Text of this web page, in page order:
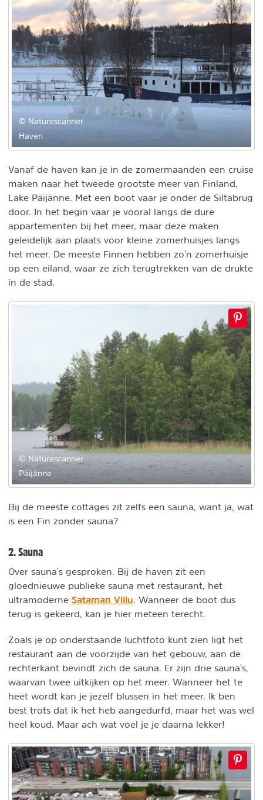
© Naturescanner
Haven
Vanaf de haven kan je in de zomermaanden een cruise
maken naar het tweede grootste meer van Finland,
Lake Päijänne. Met een boot vaar je onder de Siltabrug
door. In het begin vaar je vooral langs de dure
appartementen bij het meer, maar deze maken
geleidelijk aan plaats voor kleine zomerhuisjes langs
het meer. De meeste Finnen hebben zo'n zomerhuisje
op een eiland, waar ze zich terugtrekken van de drukte
in de stad.
© Naturescanner
Päijänne
Bij de meeste cottages zit zelfs een sauna, want ja, wat
is een Fin zonder sauna?
2. Sauna
Over sauna's gesproken. Bij de haven zit een
gloednieuwe publieke sauna met restaurant, het
ultramoderne Sataman Viilu. Wanneer de boot dus
terug is gekeerd, kan je hier meteen terecht.
Zoals je op onderstaande luchtfoto kunt zien ligt het
restaurant aan de voorzijde van het gebouw, aan de
rechterkant bevindt zich de sauna. Er zijn drie sauna's,
waarvan twee uitkijken op het meer. Wanneer het te
heet wordt kan je jezelf blussen in het meer. Ik ben
best trots dat ik het heb aangedurfd, maar het was wel
heel koud. Maar ach wat voel je je daarna lekker!